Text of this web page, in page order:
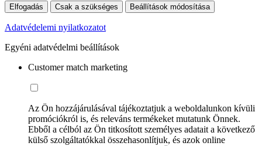
Elfogadás Csak a szükséges Beállítások módosítása
Adatvédelemi nyilatkozatot
Egyéni adatvédelmi beállítások
Customer match marketing
Az Ön hozzájárulásával tájékoztatjuk a weboldalunkon kívüli
promóciókról is, és releváns termékeket mutatunk Önnek.
Ebből a célból az Ön titkosított személyes adatait a következő
külső szolgáltatókkal összehasonlítjuk, és azok online